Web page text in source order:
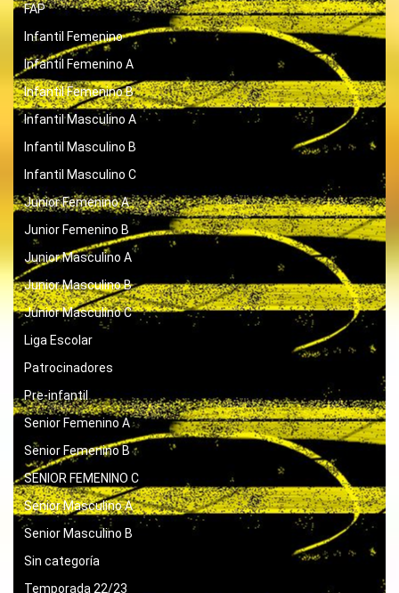
FAP
Infantil Femenino
Infantil Femenino A
Infantil Femenino B
Infantil Masculino A
Infantil Masculino B
Infantil Masculino C
Junior Femenino A
Junior Femenino B
Junior Masculino A
Junior Masculino B
Junior Masculino C
Liga Escolar
Patrocinadores
Pre-infantil
Senior Femenino A
Senior Femenino B
SENIOR FEMENINO C
Senior Masculino A
Senior Masculino B
Sin categoría
Temporada 22/23